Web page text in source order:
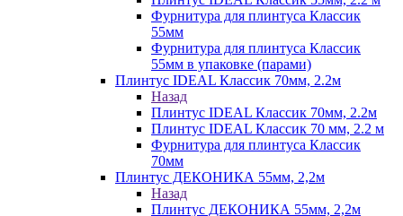
Фурнитура для плинтуса Классик
55мм
Фурнитура для плинтуса Классик
55мм в упаковке (парами)
Плинтус IDEAL Классик 70мм, 2.2м
Назад
Плинтус IDEAL Классик 70мм, 2.2м
Плинтус IDEAL Классик 70 мм, 2.2 м
Фурнитура для плинтуса Классик
70мм
Плинтус ДЕКОНИКА 55мм, 2,2м
Назад
Плинтус ДЕКОНИКА 55мм, 2,2м